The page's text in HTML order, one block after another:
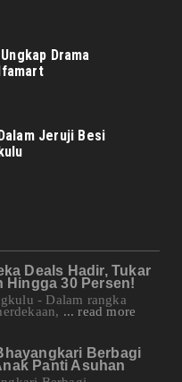
Drama
Jeruji Besi
Deals Hadir, Tukar
Hingga 30 Persen!
- Dalam rangka
... read more
Berbagi
Panti Asuhan